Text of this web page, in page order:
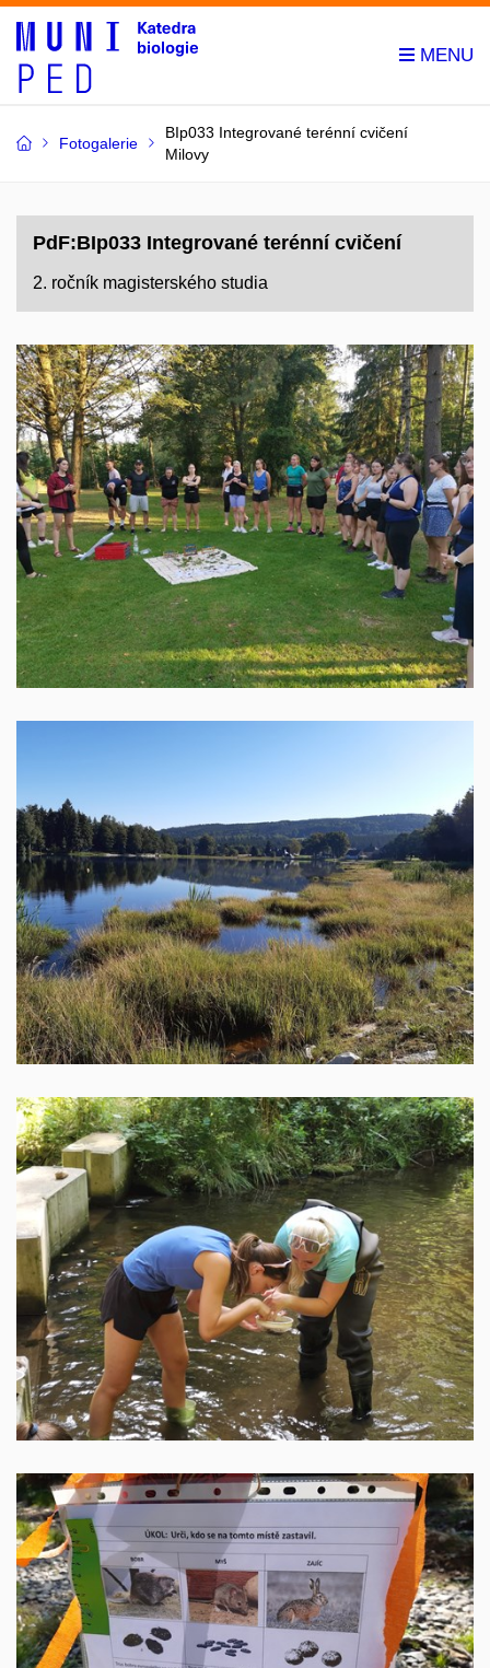
Fotogalerie
BIp033 Integrované terénní cvičení
Milovy
PdF:BIp033 Integrované terénní cvičení
2. ročník magisterského studia